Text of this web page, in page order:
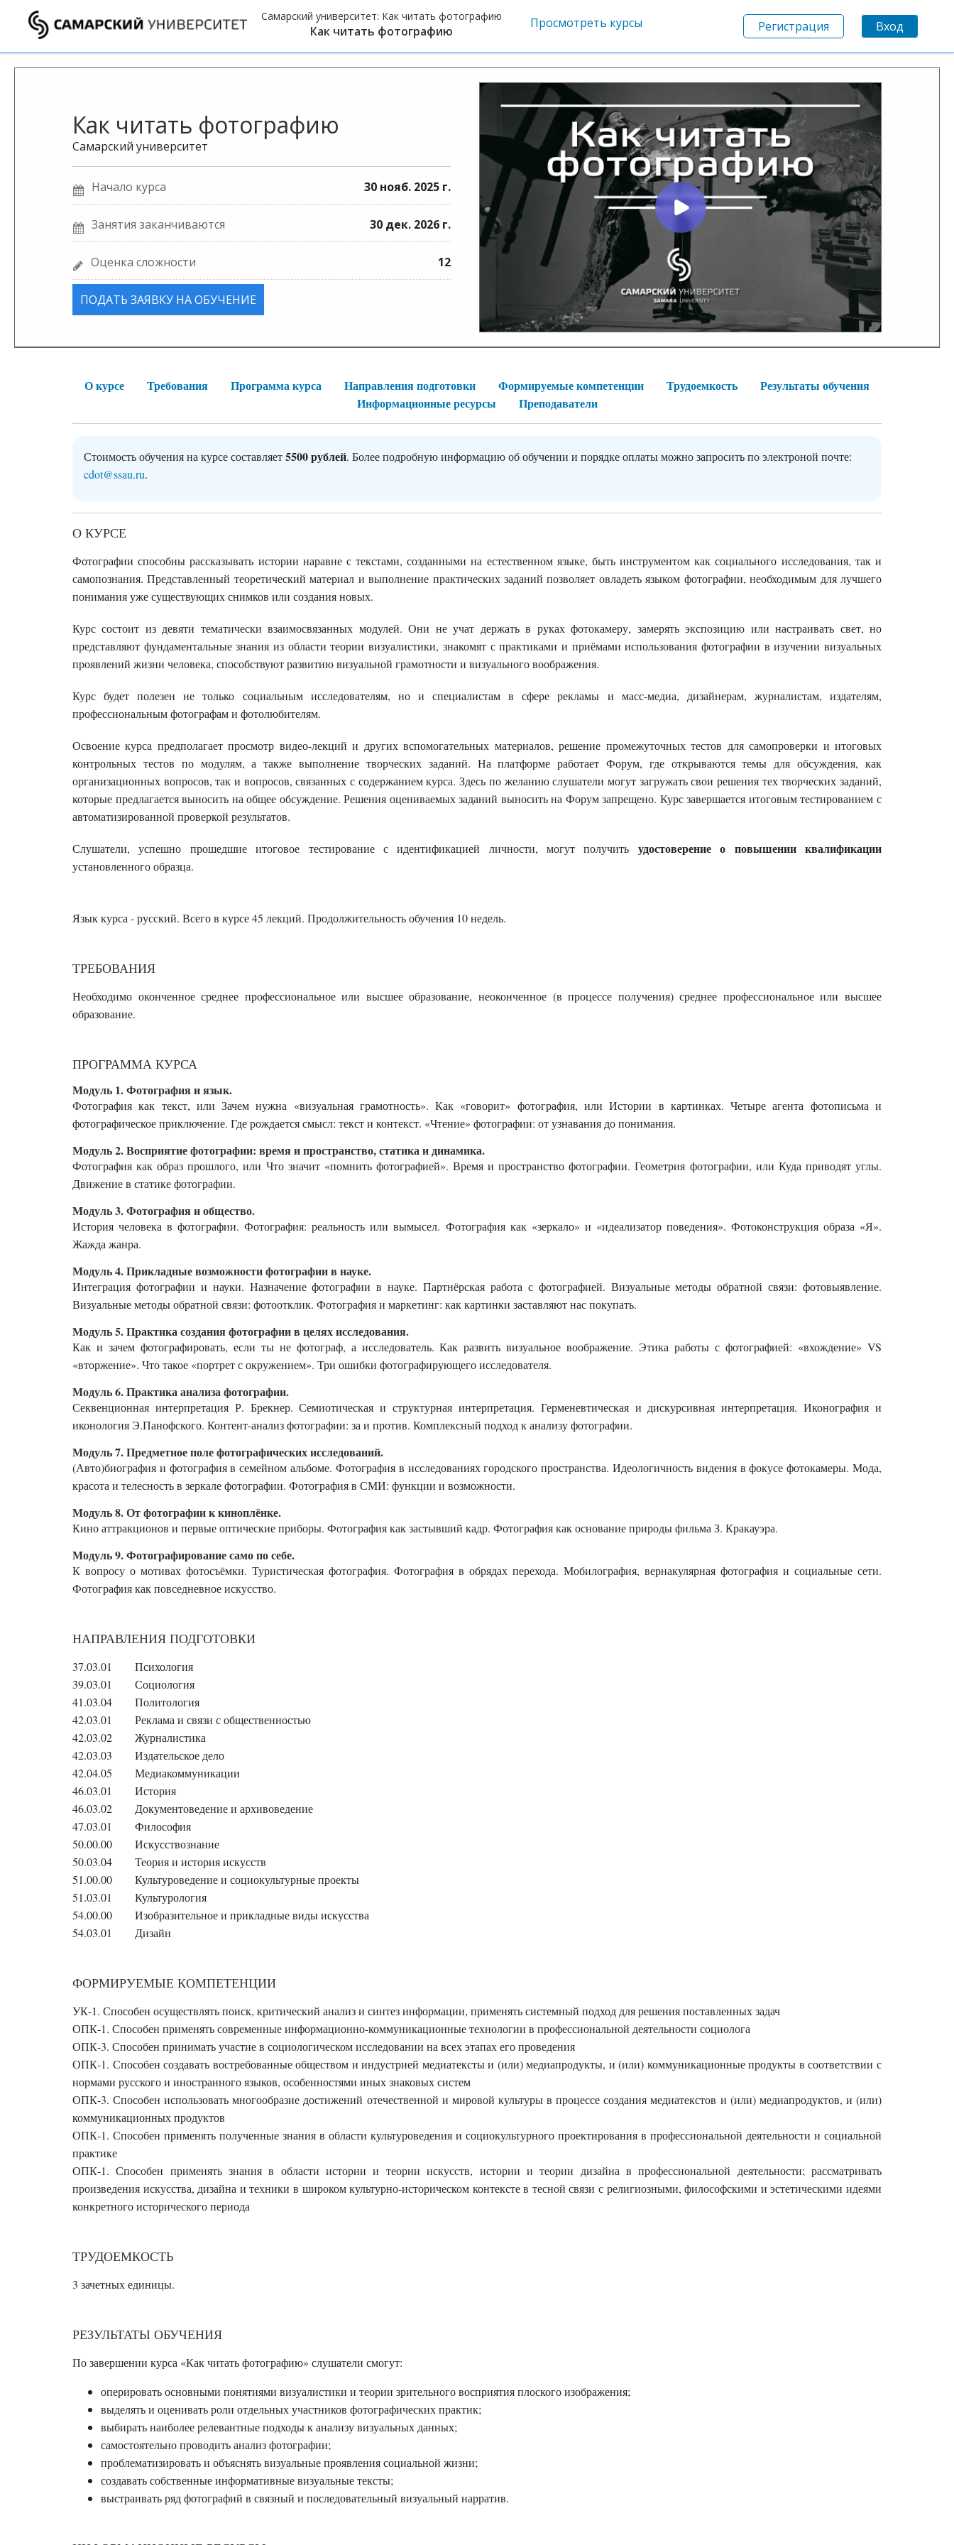
Самарский университет: Как читать фотографию
Как читать фотографию
Просмотреть курсы Регистрация Вход
Как читать фотографию
Самарский университет
Начало курса 30 нояб. 2025 г.
Занятия заканчиваются 30 дек. 2026 г.
Оценка сложности 12
ПОДАТЬ ЗАЯВКУ НА ОБУЧЕНИЕ
О курсе Требования Программа курса Направления подготовки Формируемые компетенции Трудоемкость
Результаты обучения
Информационные ресурсы
Преподаватели
Стоимость обучения на курсе составляет5500 рублей. Более подробную информацию об обучении и порядке оплаты можно запросить по электроной почте:
cdot@ssau.ru.
О КУРСЕ
Фотографии способны рассказывать истории наравне с текстами, созданными на естественном языке, быть инструментом как социального исследования, так и
самопознания. Представленный теоретический материал и выполнение практических заданий позволяет овладеть языком фотографии, необходимым для лучшего
понимания уже существующих снимков или создания новых.
Курс состоит из девяти тематически взаимосвязанных модулей. Они не учат держать в руках фотокамеру, замерять экспозицию или настраивать свет, но
представляют фундаментальные знания из области теории визуалистики, знакомят с практиками и приёмами использования фотографии в изучении визуальных
проявлений жизни человека, способствуют развитию визуальной грамотности и визуального воображения.
Курс будет полезен не только социальным исследователям, но и специалистам в сфере рекламы и масс-медиа, дизайнерам, журналистам, издателям,
профессиональным фотографам и фотолюбителям.
Освоение курса предполагает просмотр видео-лекций и других вспомогательных материалов, решение промежуточных тестов для самопроверки и итоговых
контрольных тестов по модулям, а также выполнение творческих заданий. На платформе работает Форум, где открываются темы для обсуждения, как
организационных вопросов, так и вопросов, связанных с содержанием курса. Здесь по желанию слушатели могут загружать свои решения тех творческих заданий,
которые предлагается выносить на общее обсуждение. Решения оцениваемых заданий выносить на Форум запрещено. Курс завершается итоговым тестированием с
автоматизированной проверкой результатов.
Слушатели, успешно прошедшие итоговое тестирование с идентификацией личности, могут получить удостоверение о повышении квалификации
установленного образца.
Язык курса - русский. Всего в курсе45 лекций. Продолжительность обучения 10недель.
ТРЕБОВАНИЯ
Необходимо оконченное среднее профессиональное или высшее образование, неоконченное (в процессе получения) среднее профессиональное или высшее
образование.
ПРОГРАММА КУРСА
Модуль 1. Фотография и язык.
Фотография как текст, или Зачем нужна «визуальная грамотность». Как «говорит» фотография, или Истории в картинках. Четыре агента фотописьма и
фотографическое приключение. Где рождается смысл: текст и контекст. «Чтение» фотографии: от узнавания до понимания.
Модуль 2. Восприятие фотографии: время и пространство, статика и динамика.
Фотография как образ прошлого, или Что значит «помнить фотографией». Время и пространство фотографии. Геометрия фотографии, или Куда приводят углы.
Движение в статике фотографии.
Модуль 3. Фотография и общество.
История человека в фотографии. Фотография: реальность или вымысел. Фотография как «зеркало» и «идеализатор поведения». Фотоконструкция образа «Я».
Жажда жанра.
Модуль 4. Прикладные возможности фотографии в науке.
Интеграция фотографии и науки. Назначение фотографии в науке. Партнёрская работа с фотографией. Визуальные методы обратной связи: фотовыявление.
Визуальные методы обратной связи: фотоотклик. Фотография и маркетинг: как картинки заставляют нас покупать.
Модуль 5. Практика создания фотографии в целях исследования.
Как и зачем фотографировать, если ты не фотограф, а исследователь. Как развить визуальное воображение. Этика работы с фотографией: «вхождение» VS
«вторжение». Что такое «портрет с окружением». Три ошибки фотографирующего исследователя.
Модуль 6. Практика анализа фотографии.
Секвенционная интерпретация Р. Брекнер. Семиотическая и структурная интерпретация. Герменевтическая и дискурсивная интерпретация. Иконография и
иконология Э.Панофского. Контент-анализ фотографии: за и против. Комплексный подход к анализу фотографии.
Модуль 7. Предметное поле фотографических исследований.
(Авто)биография и фотография в семейном альбоме. Фотография в исследованиях городского пространства. Идеологичность видения в фокусе фотокамеры. Мода,
красота и телесность в зеркале фотографии. Фотография в СМИ: функции и возможности.
Модуль 8. От фотографии к киноплёнке.
Кино аттракционов и первые оптические приборы. Фотография как застывший кадр. Фотография как основание природы фильма З. Кракауэра.
Модуль 9. Фотографирование само по себе.
К вопросу о мотивах фотосъёмки. Туристическая фотография. Фотография в обрядах перехода. Мобилография, вернакулярная фотография и социальные сети.
Фотография как повседневное искусство.
НАПРАВЛЕНИЯ ПОДГОТОВКИ
37.03.01
Психология
39.03.01
Социология
41.03.04
Политология
42.03.01
Реклама и связи с общественностью
42.03.02
Журналистика
42.03.03
Издательское дело
42.04.05
Медиакоммуникации
46.03.01
История
46.03.02
Документоведение и архивоведение
47.03.01
Философия
50.00.00
Искусствознание
50.03.04
Теория и история искусств
51.00.00
Культуроведение и социокультурные проекты
51.03.01
Культурология
54.00.00
Изобразительное и прикладные виды искусства
54.03.01
Дизайн
ФОРМИРУЕМЫЕ КОМПЕТЕНЦИИ
УК-1. Способен осуществлять поиск, критический анализ и синтез информации, применять системный подход для решения поставленных задач
ОПК-1. Способен применять современные информационно-коммуникационные технологии в профессиональной деятельности социолога
ОПК-3. Способен принимать участие в социологическом исследовании на всех этапах его проведения
ОПК-1. Способен создавать востребованные обществом и индустрией медиатексты и (или) медиапродукты, и (или) коммуникационные продукты в соответствии с
нормами русского и иностранного языков, особенностями иных знаковых систем
ОПК-3. Способен использовать многообразие достижений отечественной и мировой культуры в процессе создания медиатекстов и (или) медиапродуктов, и (или)
коммуникационных продуктов
ОПК-1. Способен применять полученные знания в области культуроведения и социокультурного проектирования в профессиональной деятельности и социальной
практике
ОПК-1. Способен применять знания в области истории и теории искусств, истории и теории дизайна в профессиональной деятельности; рассматривать
произведения искусства, дизайна и техники в широком культурно-историческом контексте в тесной связи с религиозными, философскими и эстетическими идеями
конкретного исторического периода
ТРУДОЕМКОСТЬ
3 зачетных единицы.
РЕЗУЛЬТАТЫ ОБУЧЕНИЯ
По завершении курса «Как читать фотографию» слушатели смогут:
оперировать основными понятиями визуалистики и теории зрительного восприятия плоского изображения;
выделять и оценивать роли отдельных участников фотографических практик;
выбирать наиболее релевантные подходы к анализу визуальных данных;
самостоятельно проводить анализ фотографии;
проблематизировать и объяснять визуальные проявления социальной жизни;
создавать собственные информативные визуальные тексты;
выстраивать ряд фотографий в связный и последовательный визуальный нарратив.